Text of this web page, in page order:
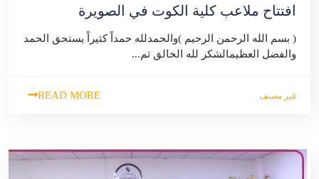
افتتاح ملاعب كلية الكوت في الصويرة
( بسم الله الرحمن الرحيم )والحمدلله حمداً كثيراً يستحق الحمد
والفضل العظيمالشكر لله الخالق ثم...
غير مصنف READ MORE